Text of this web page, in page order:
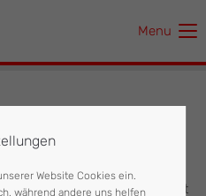
existiert leider nicht.
existiert leider nicht.
Menu
KZF
um 04:34 Uhr die
Stichworten "Brandverdacht
Website Cookies ein.
während andere uns helfen